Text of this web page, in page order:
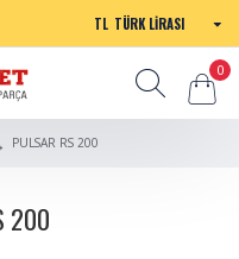
TL TÜRK LIRASI
0
PULSAR RS 200
200